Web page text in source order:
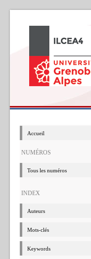
Accueil
NUMÉROS
Tous les numéros
INDEX
Auteurs
Mots-clés
Keywords